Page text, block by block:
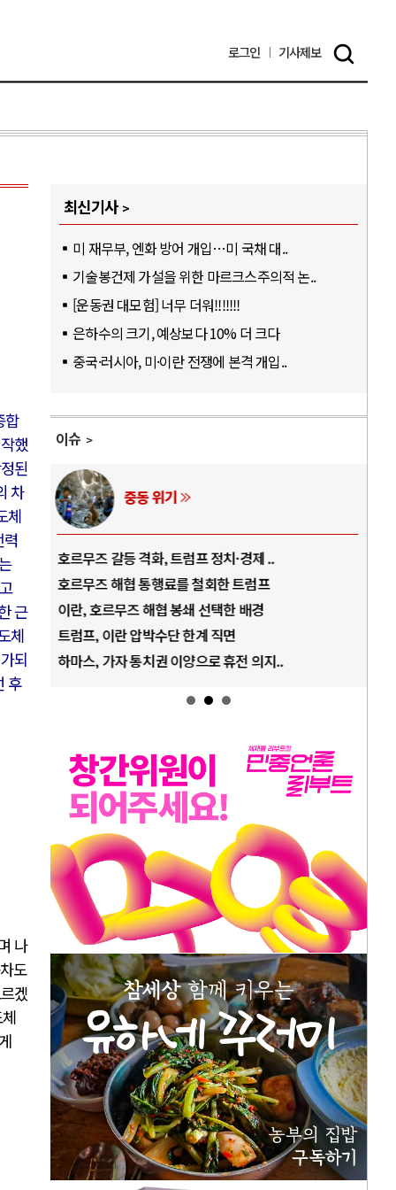
로그인 기사제보
합
했
된
차
체
력
근
체
되
후
나
도
겠
최신기사
미 재무부, 엔화 방어 개입…미 국채 대..
기술봉건제 가설을 위한 마르크스주의적 논..
[운동권 대모험] 너무 더워!!!!!!!
은하수의 크기, 예상보다 10% 더 크다
중국·러시아, 미·이란 전쟁에 본격 개입..
이슈
중동 위기
호르무즈 갈등 격화, 트럼프 정치·경제 ..
호르무즈 해협 통행료를 철회한 트럼프
이란, 호르무즈 해협 봉쇄 선택한 배경
트럼프, 이란 압박수단 한계 직면
하마스, 가자 통치권 이양으로 휴전 의지..